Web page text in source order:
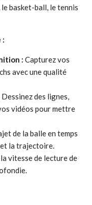
basket-ball, le tennis
:
: Capturez vos
avec une qualité
Dessinez des lignes,
vidéos pour mettre
de la balle en temps
la trajectoire.
vitesse de lecture de